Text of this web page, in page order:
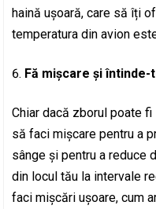
haină ușoară, care să îți
temperatura din avion
Fă mișcare și
Chiar dacă zborul poate
să faci mișcare pentru a
sânge și pentru a reduce
din locul tău la intervale
faci mișcări ușoare, cum